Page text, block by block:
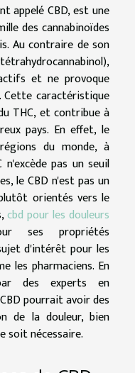
appelé CBD, est une
des cannabinoïdes
Au contraire de son
et ne provoque
Cette caractéristique
THC, et contribue à
pays. En effet, le
du monde, à
pas un seuil
le CBD n'est pas un
orientés vers le
cbd pour les douleurs
ses propriétés
d'intérêt pour les
les pharmaciens. En
des experts en
pourrait avoir des
de la douleur, bien
soit nécessaire.